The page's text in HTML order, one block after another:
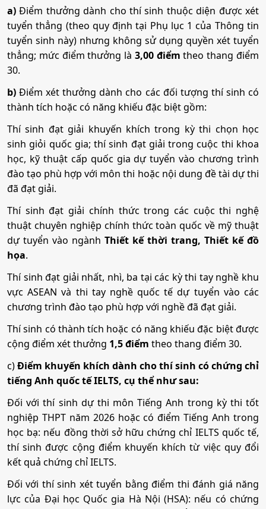
a) Điểm thưởng dành cho thí sinh thuộc diện được xét
tuyển thẳng (theo quy định tại Phụ lục 1 của Thông tin
tuyển sinh này) nhưng không sử dụng quyền xét tuyển
thẳng; mức điểm thưởng là 3,00 điểm theo thang điểm
30.
b) Điểm xét thưởng dành cho các đối tượng thí sinh có
thành tích hoặc có năng khiếu đặc biệt gồm:
Thí sinh đạt giải khuyến khích trong kỳ thi chọn học
sinh giỏi quốc gia; thí sinh đạt giải trong cuộc thi khoa
học, kỹ thuật cấp quốc gia dự tuyển vào chương trình
đào tạo phù hợp với môn thi hoặc nội dung đề tài dự thi
đã đạt giải.
Thí sinh đạt giải chính thức trong các cuộc thi nghệ
thuật chuyên nghiệp chính thức toàn quốc về mỹ thuật
dự tuyển vào ngành Thiết kế thời trang, Thiết kế đồ
họa.
Thí sinh đạt giải nhất, nhì, ba tại các kỳ thi tay nghề khu
vực ASEAN và thi tay nghề quốc tế dự tuyển vào các
chương trình đào tạo phù hợp với nghề đã đạt giải.
Thí sinh có thành tích hoặc có năng khiếu đặc biệt được
cộng điểm xét thưởng 1,5 điểm theo thang điểm 30.
c)Điểm khuyến khích dành cho thí sinh có chứng chỉ
tiếng Anh quốc tế IELTS, cụ thể như sau:
Đối với thí sinh dự thi môn Tiếng Anh trong kỳ thi tốt
nghiệp THPT năm 2026 hoặc có điểm Tiếng Anh trong
học bạ: nếu đồng thời sở hữu chứng chỉ IELTS quốc tế,
thí sinh được cộng điểm khuyến khích từ việc quy đổi
kết quả chứng chỉ IELTS.
Đối với thí sinh xét tuyển bằng điểm thi đánh giá năng
lực của Đại học Quốc gia Hà Nội (HSA): nếu có chứng